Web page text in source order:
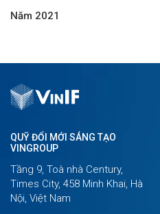
Năm 2021
QUỸ ĐỔI MỚI SÁNG TẠO
VINGROUP
Tầng 9, Toà nhà Century,
Times City, 458 Minh Khai, Hà
Nội, Việt Nam